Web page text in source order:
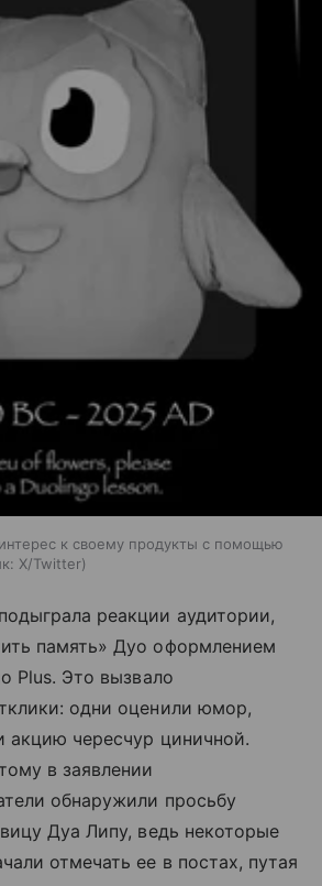
к своему продукты с помощью
X/Twitter
реакции аудитории,
память» Дуо оформлением
Plus. Это вызвало
одни оценили юмор,
акцию чересчур циничной.
в заявлении
обнаружили просьбу
Дуа Липу, ведь некоторые
отмечать ее в постах, путая